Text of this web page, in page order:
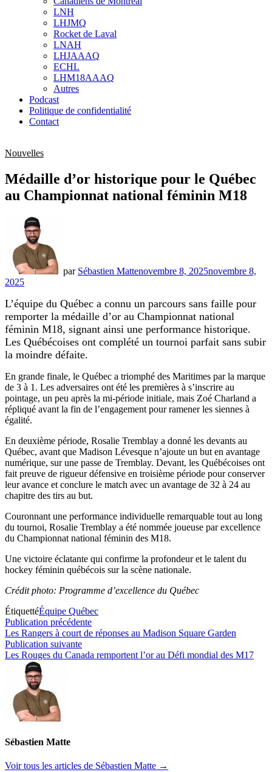
sub
menu
LNH
LHJMQ
Rocket de Laval
LNAH
LHJAAAQ
ECHL
LHM18AAAQ
Autres
Podcast
Politique de confidentialité
Contact
Nouvelles
Médaille d’or historique pour le Québec
au Championnat national féminin M18
par Sébastien Mattenovembre 8, 2025novembre 8,
2025
L’équipe du Québec a connu un parcours sans faille pour
remporter la médaille d’or au Championnat national
féminin M18, signant ainsi une performance historique.
Les Québécoises ont complété un tournoi parfait sans subir
la moindre défaite.
En grande finale, le Québec a triomphé des Maritimes par la marque
de 3 à 1. Les adversaires ont été les premières à s’inscrire au
pointage, un peu après la mi-période initiale, mais Zoé Charland a
répliqué avant la fin de l’engagement pour ramener les siennes à
égalité.
En deuxième période, Rosalie Tremblay a donné les devants au
Québec, avant que Madison Lévesque n’ajoute un but en avantage
numérique, sur une passe de Tremblay. Devant, les Québécoises ont
fait preuve de rigueur défensive en troisième période pour conserver
leur avance et conclure le match avec un avantage de 32 à 24 au
chapitre des tirs au but.
Couronnant une performance individuelle remarquable tout au long
du tournoi, Rosalie Tremblay a été nommée joueuse par excellence
du Championnat national féminin des M18.
Une victoire éclatante qui confirme la profondeur et le talent du
hockey féminin québécois sur la scène nationale.
Crédit photo: Programme d’excellence du Québec
ÉtiquettéÉquipe Québec
Navigation
de
l’article
Publication précédentePublication
précédente :
Les Rangers à court de réponses au Madison Square Garden
Publication suivantePublication
suivante :
Les Rouges du Canada remportent l’or au Défi mondial des M17
Sébastien Matte
Voir tous les articles de Sébastien Matte →